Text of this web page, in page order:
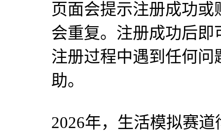
页面会提示注册成功
会重复。注册成功后
注册过程中遇到任何
助。
2026年，生活模拟赛